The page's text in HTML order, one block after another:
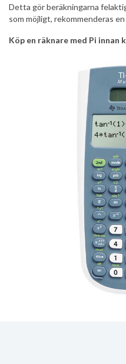
Detta gör beräkningarna
som möjligt, rekommenderas
Köp en räknare med Pi innan